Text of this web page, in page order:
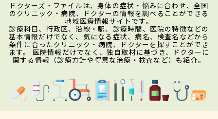
ドクターズ・ファイルは、身体の症状・悩みに合わせ、全国
のクリニック・病院、ドクターの情報を調べることができる
地域医療情報サイトです。
診療科目、行政区、沿線・駅、診療時間、医院の特徴などの
基本情報だけでなく、気になる症状、病名、検査名などから
条件に合ったクリニック・病院、ドクターを探すことができ
ます。 医院情報だけでなく、独自取材に基づき、ドクターに
関する情報（診療方針や得意な治療・検査など）も紹介。